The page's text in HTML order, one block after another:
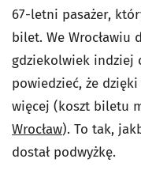
67-letni pasażer,
bilet. We Wrocławiu
gdziekolwiek indziej
powiedzieć, że
więcej (koszt biletu
Wrocław). To tak,
dostał podwyżkę.